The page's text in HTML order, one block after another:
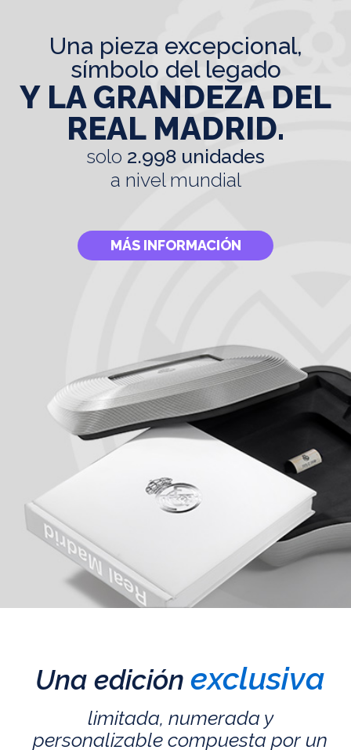
una pieza excepcional,
símbolo del legado
Y LA GRANDEZA DEL
REAL MADRID.
solo 2.998 unidades
a nivel mundial
MÁS INFORMACIÓN
Una edición exclusiva
limitada, numerada y
personalizable compuesta por un